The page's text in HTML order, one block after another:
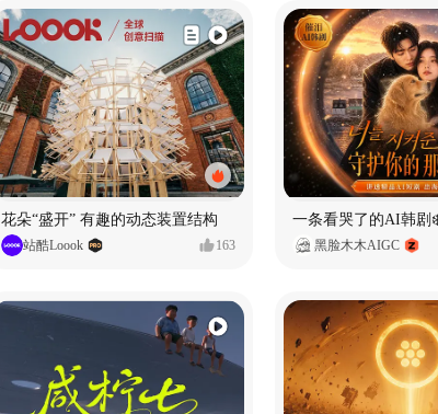
花朵“盛开” 有趣的动态装置结构
站酷Loook 163 黑脸木木AIGC